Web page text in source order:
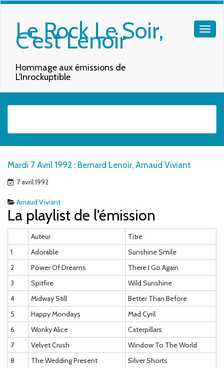
Le Rock Le Soir,
C'est Lenoir
Hommage aux émissions de
L'Inrockuptible
Mardi 7 Avril 1992 : Bernard Lenoir, Arnaud Viviant
7 avril 1992
Arnaud Viviant
La playlist de l'émission
Auteur
Titre
1
Adorable
Sunshine Smile
2
Power Of Dreams
There I Go Again
3
Spitfire
Wild Sunshine
4
Midway Still
Better Than Before
5
Happy Mondays
Mad Cyril
6
Wonky Alice
Caterpillars
7
Velvet Crush
Window To The World
8
The Wedding Present
Silver Shorts